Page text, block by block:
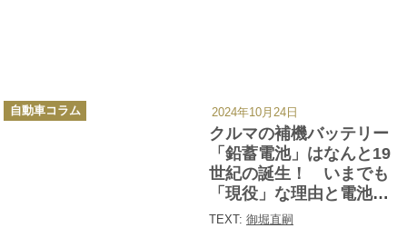
クルマの補機バッテリー
「鉛蓄電池」はなんと19
世紀の誕生！ いまでも
「現役」な理由と電池の
仕組みとは？
TEXT: 御堀直嗣
カ
テ
自動車コラム 2024年10月24日